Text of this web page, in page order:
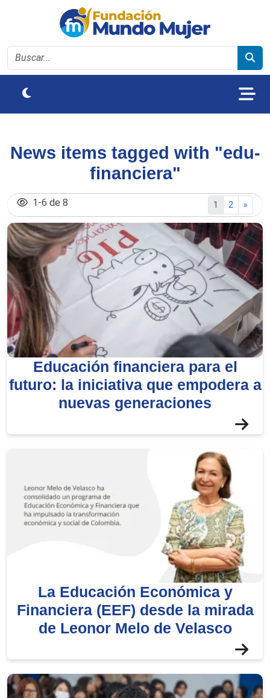
News items tagged with "edu-
financiera"
1 (current
Go to page
2 »
1-6 de 8
Educación financiera para el
futuro: la iniciativa que empodera a
nuevas generaciones
La Educación Económica y
Financiera (EEF) desde la mirada
de Leonor Melo de Velasco